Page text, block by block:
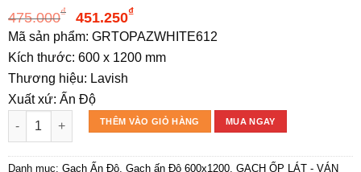
475.000₫
Giá
gốc
là:
475.000₫.
451.250₫Giá
hiện
tại
Mã sản phẩm: GRTOPAZWHITE612
Kích thước: 600 x 1200 mm
Thương hiệu: Lavish
Xuất xứ: Ấn Độ
GẠCH TOPAZWHITE612 số lượng
THÊM VÀO GIỎ HÀNG MUA NGAY
Danh mục: Gạch Ấn Độ Gạch ấn Độ 600x1200 GẠCH ỐP LÁT - VÁN